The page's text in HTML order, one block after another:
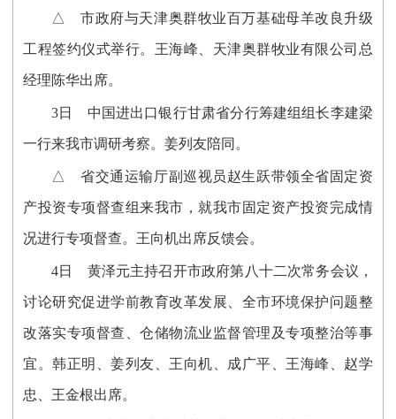
△ 市政府与天津奥群牧业百万基础母羊改良升级
工程签约仪式举行。王海峰、天津奥群牧业有限公司总
经理陈华出席。
3日 中国进出口银行甘肃省分行筹建组组长李建梁
一行来我市调研考察。姜列友陪同。
△ 省交通运输厅副巡视员赵生跃带领全省固定资
产投资专项督查组来我市，就我市固定资产投资完成情
况进行专项督查。王向机出席反馈会。
4日 黄泽元主持召开市政府第八十二次常务会议，
讨论研究促进学前教育改革发展、全市环境保护问题整
改落实专项督查、仓储物流业监督管理及专项整治等事
宜。韩正明、姜列友、王向机、成广平、王海峰、赵学
忠、王金根出席。